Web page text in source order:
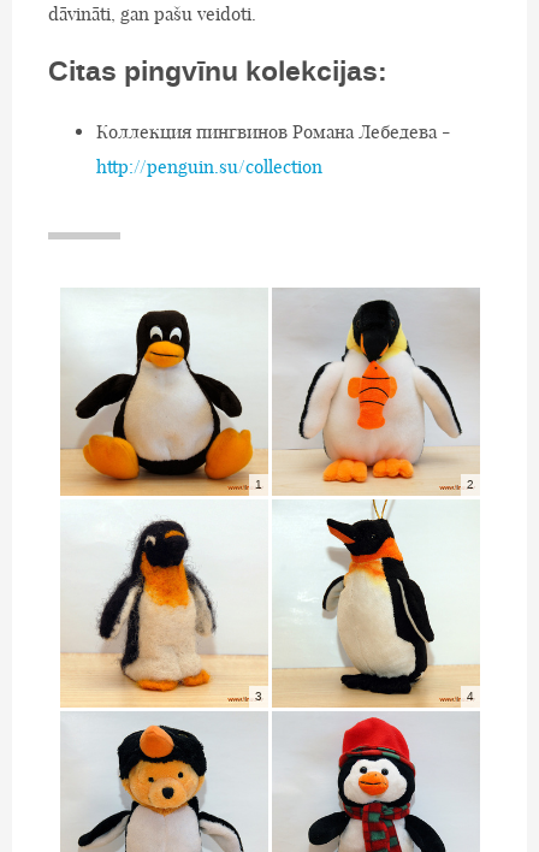
dāvināti, gan pašu veidoti.
Citas pingvīnu kolekcijas:
Коллекция пингвинов Романа Лебедева -
http://penguin.su/collection
1 2
3 4